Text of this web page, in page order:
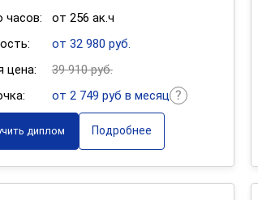
часов:
от 256 ак.ч
от 32 980 руб.
цена:
39 910 руб.
от 2 749 руб в месяц
диплом Подробнее